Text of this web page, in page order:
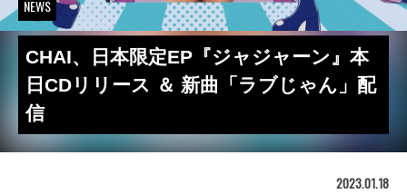
NEWS
CHAI、日本限定EP『ジャジャーン』本
日CDリリース ＆ 新曲「ラブじゃん」配
信
2023.01.18